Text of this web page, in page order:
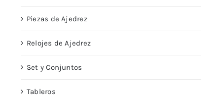
Piezas de Ajedrez
Relojes de Ajedrez
Set y Conjuntos
Tableros